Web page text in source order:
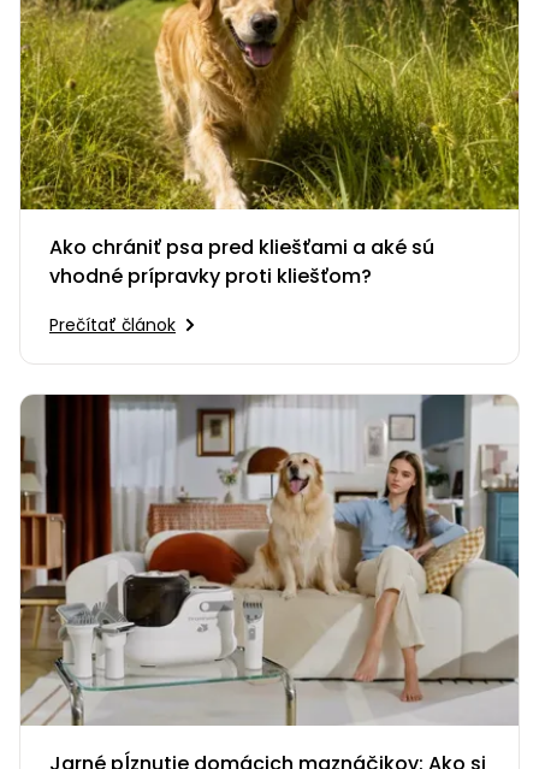
Ako chrániť psa pred kliešťami a aké sú
vhodné prípravky proti kliešťom?
Prečítať článok